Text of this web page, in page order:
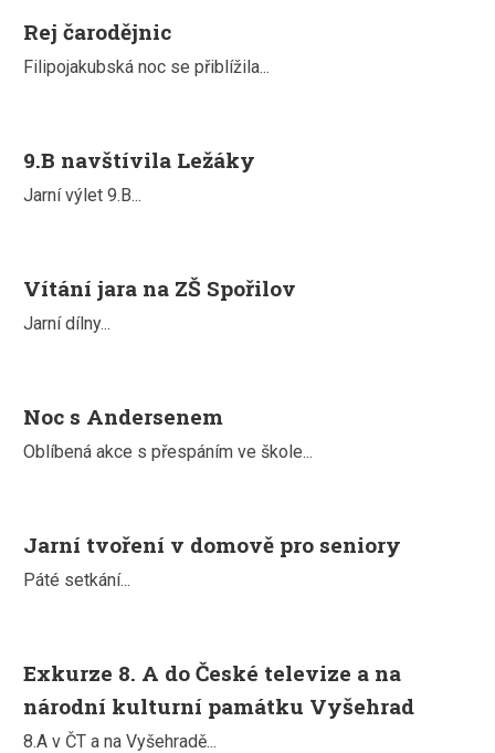
Rej čarodějnic
Filipojakubská noc se přiblížila...
9.B navštívila Ležáky
Jarní výlet 9.B...
Vítání jara na ZŠ Spořilov
Jarní dílny...
Noc s Andersenem
Oblíbená akce s přespáním ve škole...
Jarní tvoření v domově pro seniory
Páté setkání...
Exkurze 8. A do České televize a na
národní kulturní památku Vyšehrad
8.A v ČT a na Vyšehradě...